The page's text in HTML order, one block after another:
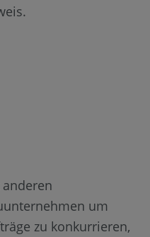
um
zu konkurrieren,